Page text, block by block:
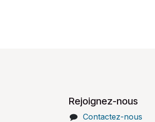
Rejoignez-nous
Contactez-nous